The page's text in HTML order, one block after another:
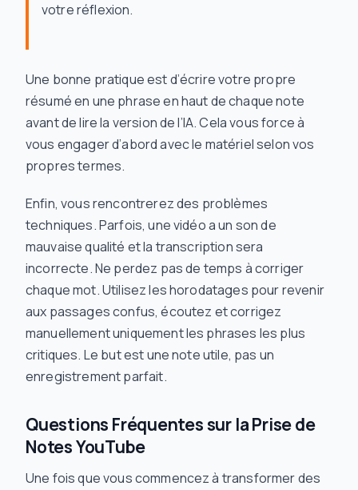
votre réflexion.
Une bonne pratique est d’écrire votre propre
résumé en une phrase en haut de chaque note
avantde lire la version de l’IA. Cela vous force à
vous engager d’abord avec le matériel selon vos
propres termes.
Enfin, vous rencontrerez des problèmes
techniques. Parfois, une vidéo a un son de
mauvaise qualité et la transcription sera
incorrecte. Ne perdez pas de temps à corriger
chaque mot. Utilisez les horodatages pour revenir
aux passages confus, écoutez et corrigez
manuellement uniquement les phrases les plus
critiques. Le but est une note utile, pas un
enregistrement parfait.
Questions Fréquentes sur la Prise de
Notes YouTube
Une fois que vous commencez à transformer des